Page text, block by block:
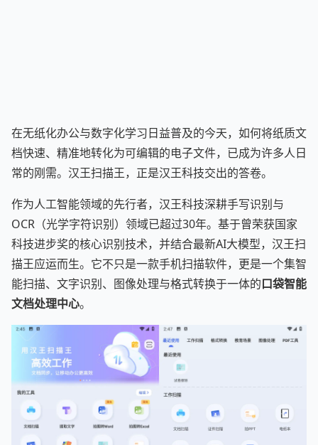
在无纸化办公与数字化学习日益普及的今天，如何将纸质文
档快速、精准地转化为可编辑的电子文件，已成为许多人日
常的刚需。汉王扫描王，正是汉王科技交出的答卷。
作为人工智能领域的先行者，汉王科技深耕手写识别与
OCR（光学字符识别）领域已超过30年。基于曾荣获国家
科技进步奖的核心识别技术，并结合最新AI大模型，汉王扫
描王应运而生。它不只是一款手机扫描软件，更是一个集智
能扫描、文字识别、图像处理与格式转换于一体的口袋智能
文档处理中心。